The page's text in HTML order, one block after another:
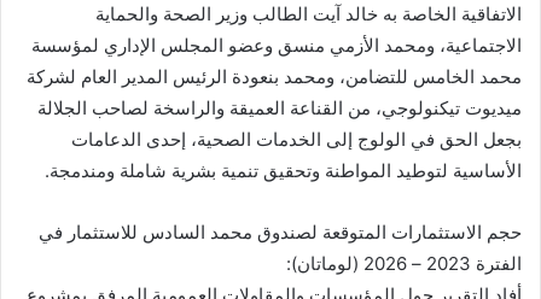
و
ن
ي
ا
الاتفاقية الخاصة به خالد آيت الطالب وزير الصحة والحماية
الاجتماعية، ومحمد الأزمي منسق وعضو المجلس الإداري لمؤسسة
محمد الخامس للتضامن، ومحمد بنعودة الرئيس المدير العام لشركة
ميديوت تيكنولوجي، من القناعة العميقة والراسخة لصاحب الجلالة
بجعل الحق في الولوج إلى الخدمات الصحية، إحدى الدعامات
الأساسية لتوطيد المواطنة وتحقيق تنمية بشرية شاملة ومندمجة.
حجم الاستثمارات المتوقعة لصندوق محمد السادس للاستثمار في
الفترة 2023 – 2026 (لوماتان):
أفاد التقرير حول المؤسسات والمقاولات العمومية المرفق بمشروع